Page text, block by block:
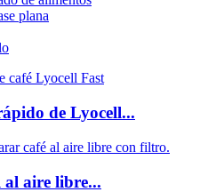
plana
de Lyocell...
al aire libre...